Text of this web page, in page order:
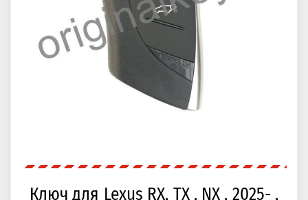
Ключ для Lexus RX, TX , NX , 2025- ,